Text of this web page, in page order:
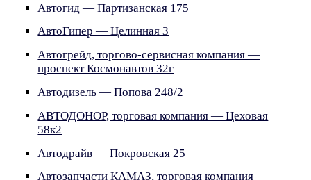
Автогид — Партизанская 175
АвтоГипер — Целинная 3
Автогрейд, торгово-сервисная компания —
проспект Космонавтов 32г
Автодизель — Попова 248/2
АВТОДОНОР, торговая компания — Цеховая
58к2
Автодрайв — Покровская 25
Автозапчасти КАМАЗ, торговая компания —